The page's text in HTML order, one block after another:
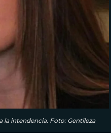
la intendencia. Foto: Gentileza